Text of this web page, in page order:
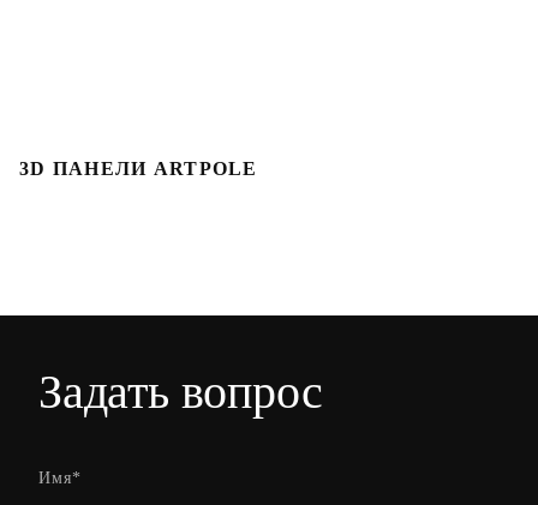
3D ПАНЕЛИ ARTPOLE
Задать вопрос